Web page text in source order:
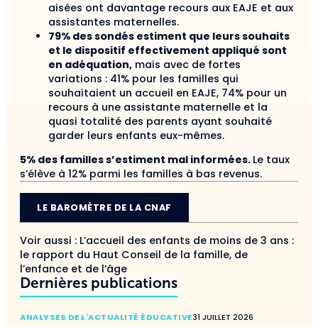
aisées ont davantage recours aux EAJE et aux
assistantes maternelles.
79% des sondés estiment que leurs souhaits
et le dispositif effectivement appliqué sont
en adéquation, mais avec de fortes
variations : 41% pour les familles qui
souhaitaient un accueil en EAJE, 74% pour un
recours à une assistante maternelle et la
quasi totalité des parents ayant souhaité
garder leurs enfants eux-mêmes.
5% des familles s’estiment mal informées. Le taux
s’élève à 12% parmi les familles à bas revenus.
LE BAROMÈTRE DE LA CNAF
Voir aussi : L’accueil des enfants de moins de 3 ans :
le rapport du Haut Conseil de la famille, de
l’enfance et de l’âge
Dernières publications
ANALYSES DE L'ACTUALITÉ ÉDUCATIVE31 JUILLET 2026